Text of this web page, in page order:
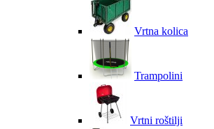
Vrtna kolica
Trampolini
Vrtni roštilji